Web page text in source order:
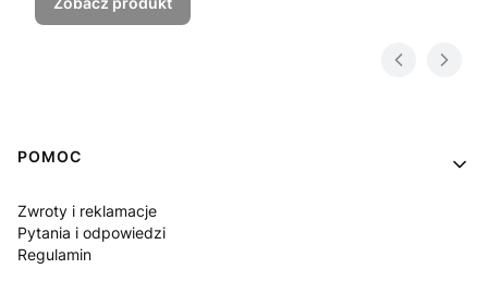
Linki w stopce
POMOC
Zwroty i reklamacje
Pytania i odpowiedzi
Regulamin